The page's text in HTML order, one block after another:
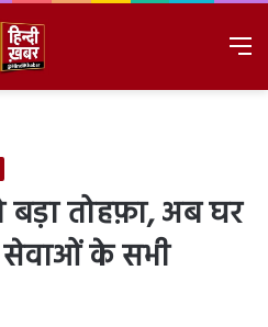
तोहफ़ा, अब घर
सेवाओं के सभी